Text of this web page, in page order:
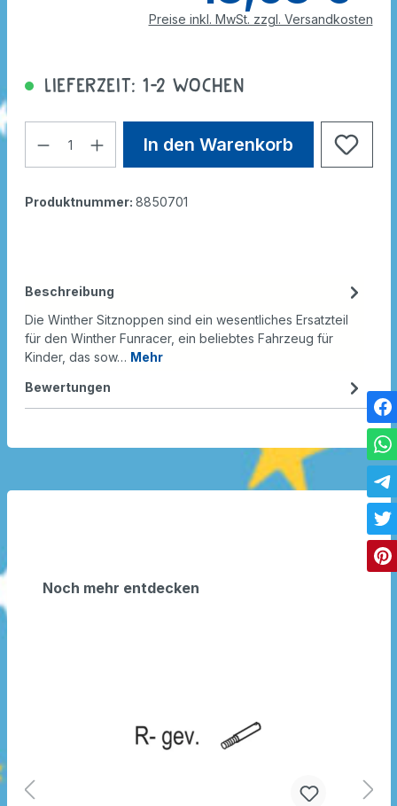
Preise inkl. MwSt. zzgl. Versandkosten
Lieferzeit: 1-2 Wochen
In den Warenkorb
Produktnummer: 8850701
Beschreibung
Die Winther Sitznoppen sind ein wesentliches Ersatzteil
für den Winther Funracer, ein beliebtes Fahrzeug für
Kinder, das sow… Mehr
Bewertungen
Noch mehr entdecken